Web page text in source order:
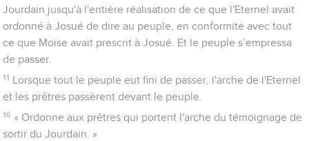
Jourdain jusqu'à l'entière réalisation de ce que l'Eternel avait
ordonné à Josué de dire au peuple, en conformité avec tout
ce que Moïse avait prescrit à Josué. Et le peuple s’empressa
de passer.
11
Lorsque tout le peuple eut fini de passer, l'arche de l'Eternel
et les prêtres passèrent devant le peuple.
16 « Ordonne aux prêtres qui portent l'arche du témoignage de
sortir du Jourdain. »